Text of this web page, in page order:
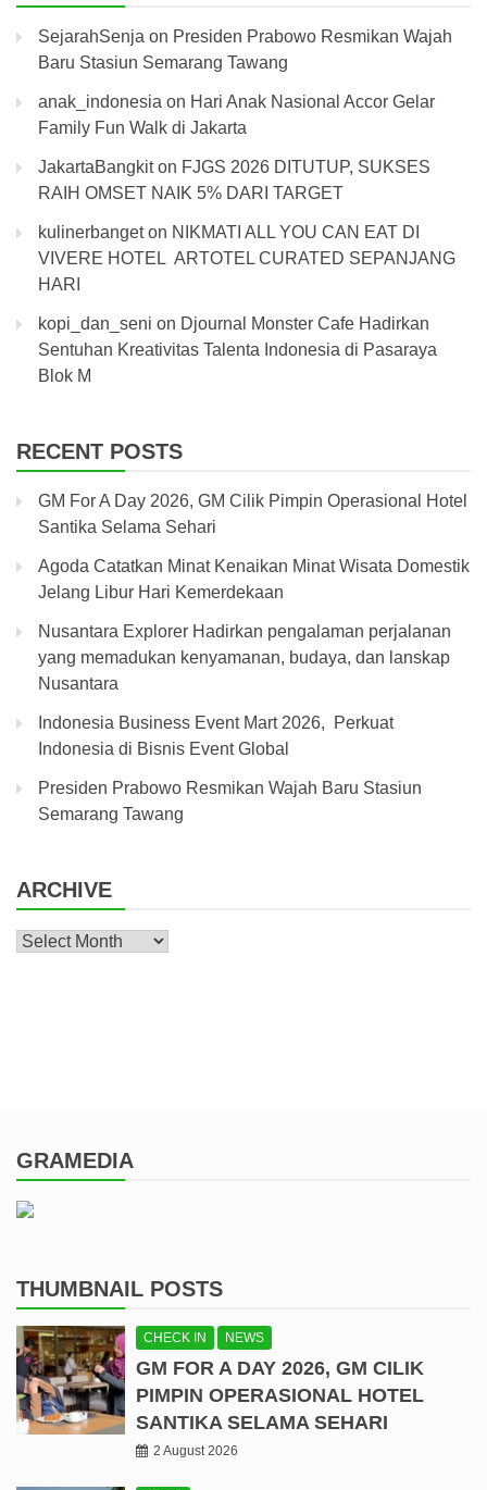
SejarahSenja on Presiden Prabowo Resmikan Wajah
Baru Stasiun Semarang Tawang
anak_indonesia on Hari Anak Nasional Accor Gelar
Family Fun Walk di Jakarta
JakartaBangkiton FJGS 2026 DITUTUP, SUKSES
RAIH OMSET NAIK 5% DARI TARGET
kulinerbangeton NIKMATI ALL YOU CAN EAT DI
VIVERE HOTEL ARTOTEL CURATED SEPANJANG
HARI
kopi_dan_seni on Djournal Monster Cafe Hadirkan
Sentuhan Kreativitas Talenta Indonesia di Pasaraya
Blok M
RECENT POSTS
GM For A Day 2026, GM Cilik Pimpin Operasional Hotel
Santika Selama Sehari
Agoda Catatkan Minat Kenaikan Minat Wisata Domestik
Jelang Libur Hari Kemerdekaan
Nusantara Explorer Hadirkan pengalaman perjalanan
yang memadukan kenyamanan, budaya, dan lanskap
Nusantara
Indonesia Business Event Mart 2026, Perkuat
Indonesia di Bisnis Event Global
Presiden Prabowo Resmikan Wajah Baru Stasiun
Semarang Tawang
ARCHIVE
Archive
GRAMEDIA
THUMBNAIL POSTS
CHECK IN NEWS
GM FOR A DAY 2026, GM CILIK
PIMPIN OPERASIONAL HOTEL
SANTIKA SELAMA SEHARI
2 August 2026